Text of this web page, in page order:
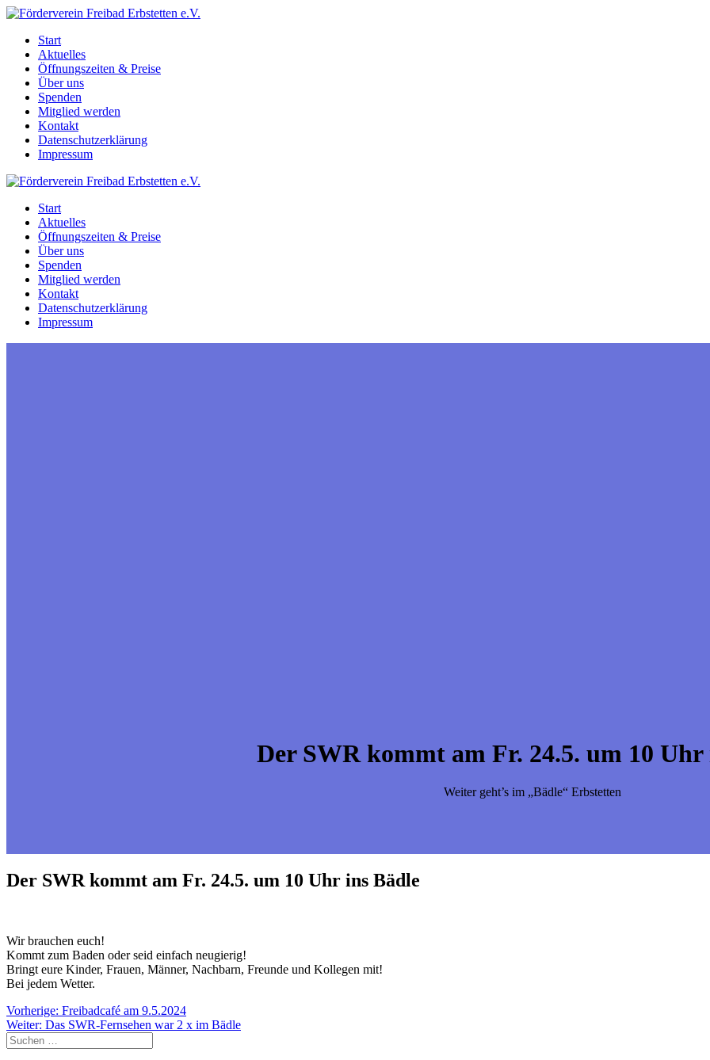
Zum
springenStart
Aktuelles
Öffnungszeiten & Preise
Über uns
Spenden
Mitglied werden
Kontakt
Datenschutzerklärung
Impressum
Start
Aktuelles
Öffnungszeiten & Preise
Über uns
Spenden
Mitglied werden
Kontakt
Datenschutzerklärung
Impressum
Der SWR kommt am Fr. 24.5. um 10 Uhr
Weiter geht’s im „Bädle“ Erbstetten
Der SWR kommt am Fr. 24.5. um 10 Uhr ins Bädle
Wir brauchen euch!
Kommt zum Baden oder seid einfach neugierig!
Bringt eure Kinder, Frauen, Männer, Nachbarn, Freunde und Kollegen mit!
Bei jedem Wetter.
Beitragsnavigation
Vorherige: Vorheriger
Beitrag:
Freibadcafé am 9.5.2024
Weiter: Nächster
Das SWR-Fernsehen war 2 x im Bädle
Suche
nach: